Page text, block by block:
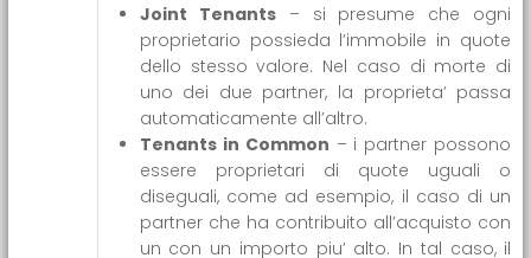
Joint Tenants– si presume che ogni
proprietario possieda l’immobile in quote
dello stesso valore. Nel caso di morte di
uno dei due partner, la proprieta’ passa
automaticamente all’altro.
Tenants in Common – i partner possono
essere proprietari di quote uguali o
diseguali, come ad esempio, il caso di un
partner che ha contribuito all’acquisto con
un con un importo piu’ alto. In tal caso, il